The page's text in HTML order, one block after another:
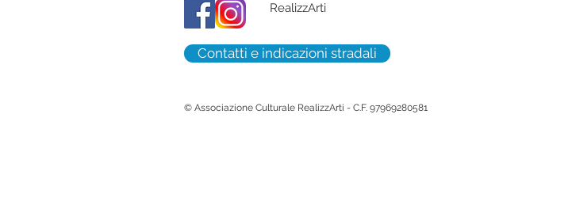
RealizzArti
Contatti e indicazioni stradali
© Associazione Culturale RealizzArti - C.F. 97969280581